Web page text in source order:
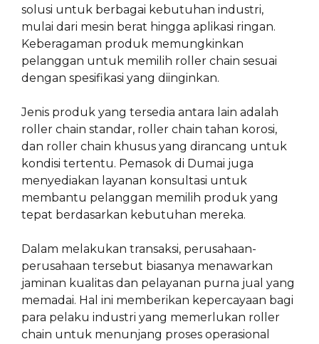
solusi untuk berbagai kebutuhan industri,
mulai dari mesin berat hingga aplikasi ringan.
Keberagaman produk memungkinkan
pelanggan untuk memilih roller chain sesuai
dengan spesifikasi yang diinginkan.
Jenis produk yang tersedia antara lain adalah
roller chain standar, roller chain tahan korosi,
dan roller chain khusus yang dirancang untuk
kondisi tertentu. Pemasok di Dumai juga
menyediakan layanan konsultasi untuk
membantu pelanggan memilih produk yang
tepat berdasarkan kebutuhan mereka.
Dalam melakukan transaksi, perusahaan-
perusahaan tersebut biasanya menawarkan
jaminan kualitas dan pelayanan purna jual yang
memadai. Hal ini memberikan kepercayaan bagi
para pelaku industri yang memerlukan roller
chain untuk menunjang proses operasional